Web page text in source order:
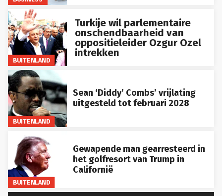
BUITENLAND
Turkije wil parlementaire
onschendbaarheid van
oppositieleider Ozgur Ozel
intrekken
BUITENLAND
Sean ‘Diddy’ Combs’ vrijlating
uitgesteld tot februari 2028
BUITENLAND
Gewapende man gearresteerd in
het golfresort van Trump in
Californië